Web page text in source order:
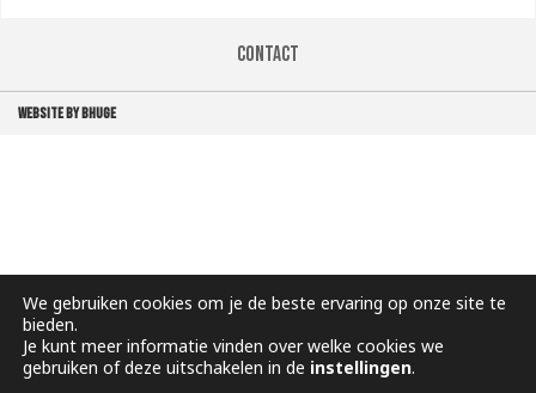
Contact
WEBSITE BY BHUGE
We gebruiken cookies om je de beste ervaring op onze site te
bieden.
Je kunt meer informatie vinden over welke cookies we
gebruiken of deze uitschakelen in de instellingen.